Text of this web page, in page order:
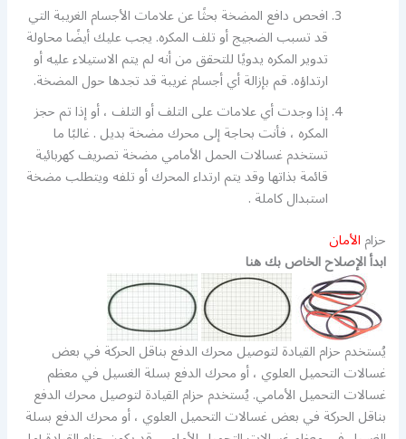
افحص دافع المضخة بحثًا عن علامات الأجسام الغريبة التي
قد تسبب الضجيج أو تلف المكره. يجب عليك أيضًا محاولة
تدوير المكره يدويًا للتحقق من أنه لم يتم الاستيلاء عليه أو
ارتداؤه. قم بإزالة أي أجسام غريبة قد تجدها حول المضخة.
إذا وجدت أي علامات على التلف أو التلف ، أو إذا تم حجز
المكره ، فأنت بحاجة إلى محرك مضخة بديل . غالبًا ما
تستخدم غسالات الحمل الأمامي مضخة تصريف كهربائية
قائمة بذاتها وقد يتم ارتداء المحرك أو تلفه ويتطلب مضخة
استبدال كاملة .
حزامالأمان
ابدأ الإصلاح الخاص بك هنا
يُستخدم حزام القيادة لتوصيل محرك الدفع بناقل الحركة في بعض
غسالات التحميل العلوي ، أو محرك الدفع بسلة الغسيل في معظم
غسالات التحميل الأمامي. يُستخدم حزام القيادة لتوصيل محرك الدفع
بناقل الحركة في بعض غسالات التحميل العلوي ، أو محرك الدفع بسلة